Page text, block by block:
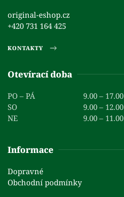
original-eshop.cz
+420 731 164 425
KONTAKTY
Otevírací doba
PO – PÁ
9.00 – 17.00
SO
9.00 – 12.00
NE
9.00 – 11.00
Informace
Dopravné
Obchodní podmínky